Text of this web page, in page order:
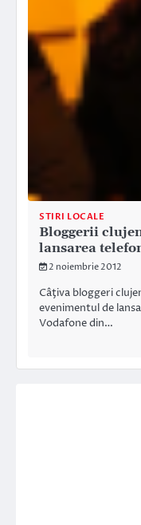
STIRI LOCALE
Bloggerii
lansarea
2 noiembrie 2012
Câţiva bloggeri
evenimentul de
Vodafone din…